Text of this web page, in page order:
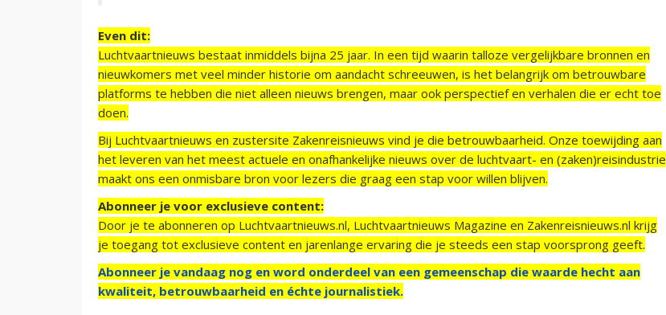
Even dit:
Luchtvaartnieuws bestaat inmiddels bijna 25 jaar. In een tijd waarin talloze vergelijkbare bronnen en
nieuwkomers met veel minder historie om aandacht schreeuwen, is het belangrijk om betrouwbare
platforms te hebben die niet alleen nieuws brengen, maar ook perspectief en verhalen die er echt toe
doen.
Bij Luchtvaartnieuws en zustersite Zakenreisnieuws vind je die betrouwbaarheid. Onze toewijding aan
het leveren van het meest actuele en onafhankelijke nieuws over de luchtvaart- en (zaken)reisindustrie
maakt ons een onmisbare bron voor lezers die graag een stap voor willen blijven.
Abonneer je voor exclusieve content:
Door je te abonneren op Luchtvaartnieuws.nl, Luchtvaartnieuws Magazine en Zakenreisnieuws.nl krijg
je toegang tot exclusieve content en jarenlange ervaring die je steeds een stap voorsprong geeft.
Abonneer je vandaag nog en word onderdeel van een gemeenschap die waarde hecht aan
kwaliteit, betrouwbaarheid en échte journalistiek.